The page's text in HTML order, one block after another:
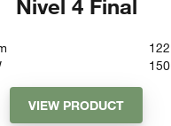
Nivel 4 Final
122
150
VIEW PRODUCT